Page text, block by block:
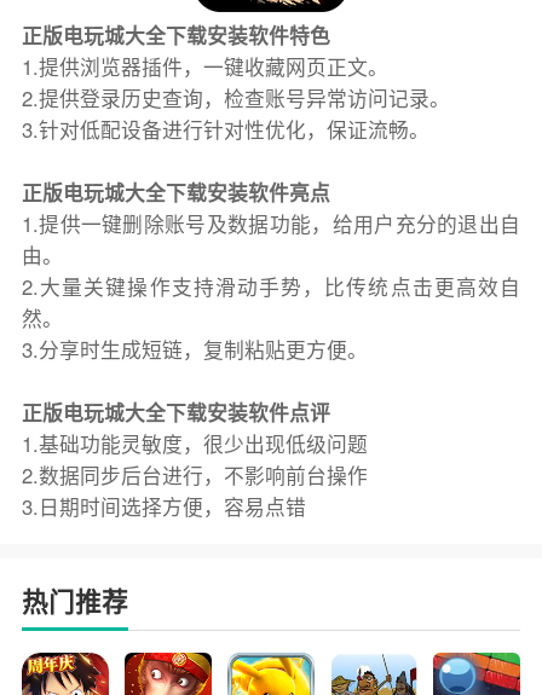
正版电玩城大全下载安装软件特色
1.提供浏览器插件，一键收藏网页正文。
2.提供登录历史查询，检查账号异常访问记录。
3.针对低配设备进行针对性优化，保证流畅。
正版电玩城大全下载安装软件亮点
1.提供一键删除账号及数据功能，给用户充分的退出自
由。
2.大量关键操作支持滑动手势，比传统点击更高效自
然。
3.分享时生成短链，复制粘贴更方便。
正版电玩城大全下载安装软件点评
1.基础功能灵敏度，很少出现低级问题
2.数据同步后台进行，不影响前台操作
3.日期时间选择方便，容易点错
热门推荐